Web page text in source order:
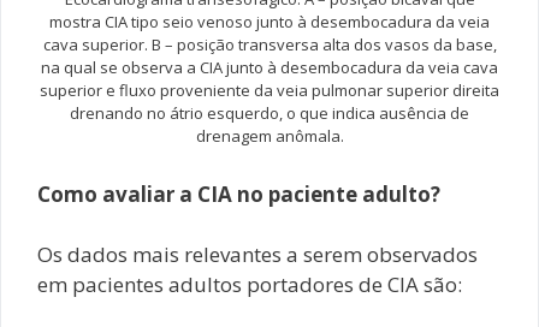
mostra CIA tipo seio venoso junto à desembocadura da veia
cava superior. B – posição transversa alta dos vasos da base,
na qual se observa a CIA junto à desembocadura da veia cava
superior e fluxo proveniente da veia pulmonar superior direita
drenando no átrio esquerdo, o que indica ausência de
drenagem anômala.
Como avaliar a CIA no paciente adulto?
Os dados mais relevantes a serem observados
em pacientes adultos portadores de CIA são: